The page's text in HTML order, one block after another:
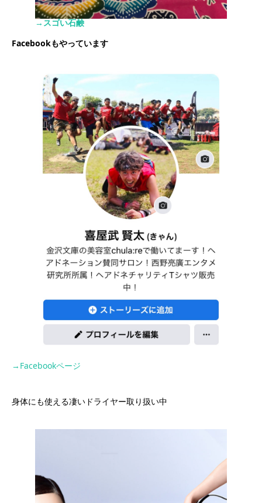
→スゴい石鹸
Facebookもやっています
→Facebookページ
身体にも使える凄いドライヤー取り扱い中